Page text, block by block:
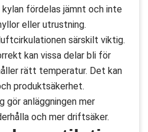
fördelas jämnt och inte
eller utrustning.
särskilt viktig.
kan vissa delar bli för
rätt temperatur. Det kan
produktsäkerhet.
gör anläggningen mer
och mer driftsäker.